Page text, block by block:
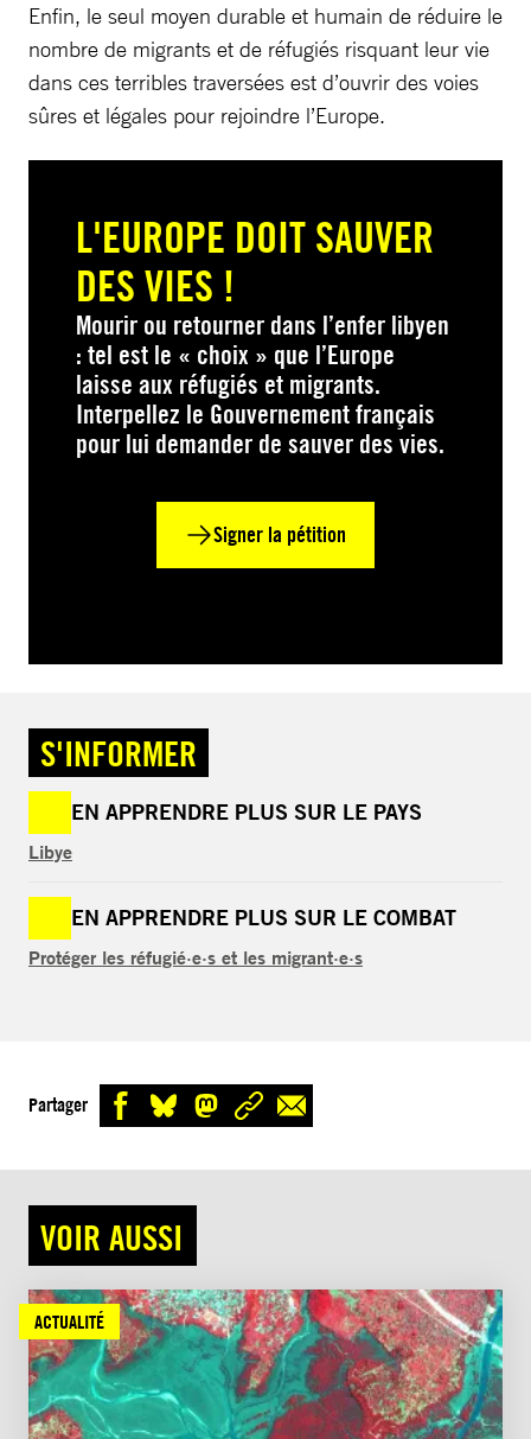
Enfin, le seul moyen durable et humain de réduire le
nombre de migrants et de réfugiés risquant leur vie
dans ces terribles traversées est d’ouvrir des voies
sûres et légales pour rejoindre l’Europe.
L'EUROPE DOIT SAUVER
DES VIES !
Mourir ou retourner dans l’enfer libyen
: tel est le « choix » que l’Europe
laisse aux réfugiés et migrants.
Interpellez le Gouvernement français
pour lui demander de sauver des vies.
Signer la pétition
S'INFORMER
EN APPRENDRE PLUS SUR LE PAYS
Libye
EN APPRENDRE PLUS SUR LE COMBAT
Protéger les réfugié·e·s et les migrant·e·s
Partager
VOIR AUSSI
ACTUALITÉ